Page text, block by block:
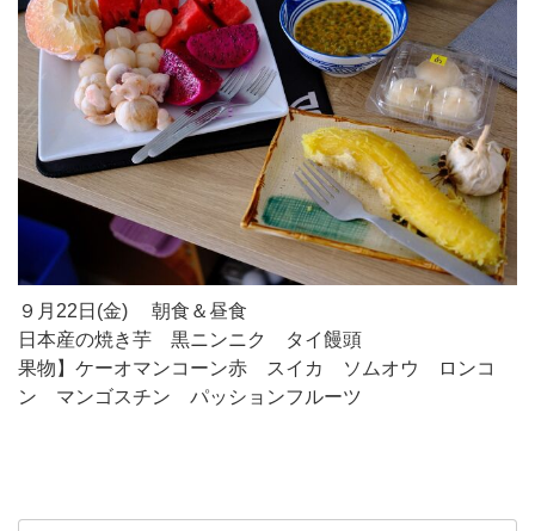
９月22日(金) 朝食＆昼食
日本産の焼き芋 黒ニンニク タイ饅頭
果物】ケーオマンコーン赤 スイカ ソムオウ ロンコ
ン マンゴスチン パッションフルーツ